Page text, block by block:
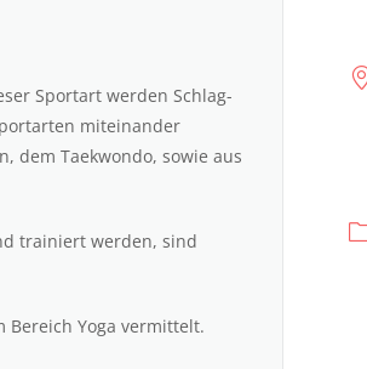
Sportart werden Schlag-
miteinander
dem Taekwondo, sowie aus
trainiert werden, sind
Bereich Yoga vermittelt.